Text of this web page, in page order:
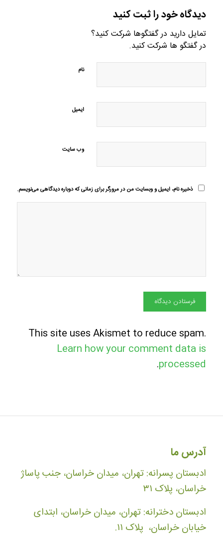
دیدگاه خود را ثبت کنید
تمایل دارید در گفتگوها شرکت کنید؟
در گفتگو ها شرکت کنید.
نام
ایمیل
وب‌ سایت
ذخیره نام، ایمیل و وبسایت من در مرورگر برای زمانی که دوباره دیدگاهی می‌نویسم.
This site uses Akismet to reduce spam.
Learn how your comment data is
processed
.
آدرس ما
ادبستان پسرانه: تهران، میدان خراسان، جنب پاساژ
خراسان، پلاک ۳۱
ادبستان دخترانه: تهران، میدان خراسان، ابتدای
خیابان خراسان، پلاک ۱۱.